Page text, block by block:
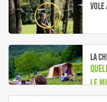
Vole
La
le